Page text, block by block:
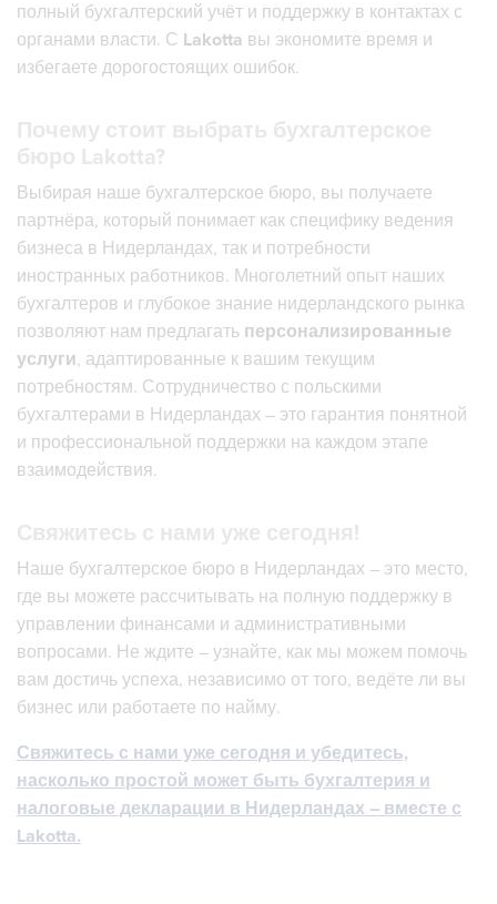
полный бухгалтерский учёт и поддержку в контактах с
органами власти. С Lakotta вы экономите время и
избегаете дорогостоящих ошибок.
Выбирая наше бухгалтерское бюро, вы получаете
партнёра, который понимает как специфику ведения
бизнеса в Нидерландах, так и потребности
иностранных работников. Многолетний опыт наших
бухгалтеров и глубокое знание нидерландского рынка
позволяют нам предлагать персонализированные
услуги, адаптированные к вашим текущим
потребностям. Сотрудничество с польскими
бухгалтерами в Нидерландах – это гарантия понятной
и профессиональной поддержки на каждом этапе
взаимодействия.
Наше бухгалтерское бюро в Нидерландах – это место,
где вы можете рассчитывать на полную поддержку в
управлении финансами и административными
вопросами. Не ждите – узнайте, как мы можем помочь
вам достичь успеха, независимо от того, ведёте ли вы
бизнес или работаете по найму.
Свяжитесь с нами уже сегодня и убедитесь,
насколько простой может быть бухгалтерия и
налоговые декларации в Нидерландах – вместе с
Lakotta.